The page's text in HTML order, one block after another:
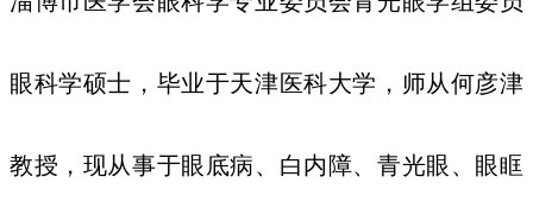
眼科学硕士，毕业于天津医科大学，师从何彦津
教授，现从事于眼底病、白内障、青光眼、眼眶